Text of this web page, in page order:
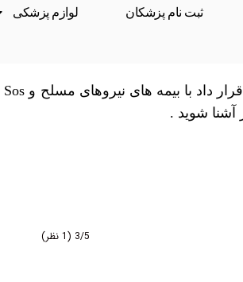
ثبت نام پزشکان لوازم پزشکی
آشنا شوید .
3/5 (1 نظر)